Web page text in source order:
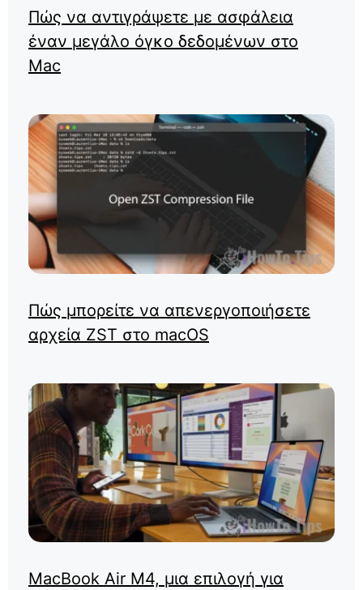
Πώς να αντιγράψετε με ασφάλεια
έναν μεγάλο όγκο δεδομένων στο
Mac
Πώς μπορείτε να απενεργοποιήσετε
αρχεία ZST στο macOS
MacBook Air M4, μια επιλογή για